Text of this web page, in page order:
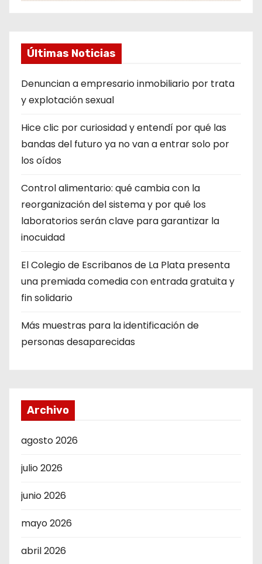
Últimas Noticias
Denuncian a empresario inmobiliario por trata
y explotación sexual
Hice clic por curiosidad y entendí por qué las
bandas del futuro ya no van a entrar solo por
los oídos
Control alimentario: qué cambia con la
reorganización del sistema y por qué los
laboratorios serán clave para garantizar la
inocuidad
El Colegio de Escribanos de La Plata presenta
una premiada comedia con entrada gratuita y
fin solidario
Más muestras para la identificación de
personas desaparecidas
Archivo
agosto 2026
julio 2026
junio 2026
mayo 2026
abril 2026